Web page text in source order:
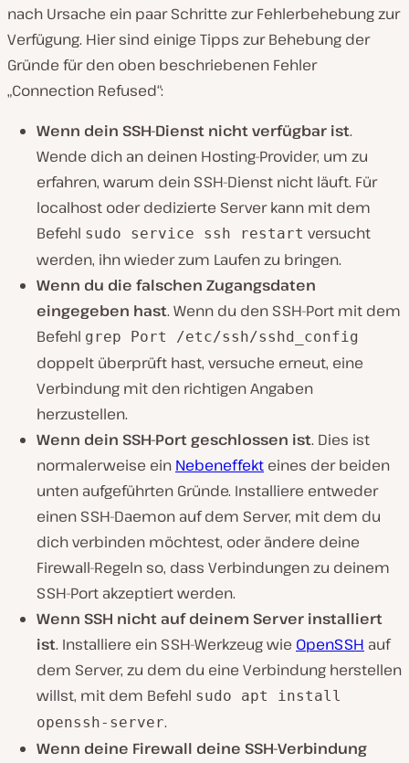
nach Ursache ein paar Schritte zur Fehlerbehebung zur
Verfügung. Hier sind einige Tipps zur Behebung der
Gründe für den oben beschriebenen Fehler
„Connection Refused“:
Wenn dein SSH-Dienst nicht verfügbar ist.
Wende dich an deinen Hosting-Provider, um zu
erfahren, warum dein SSH-Dienst nicht läuft. Für
localhost oder dedizierte Server kann mit dem
Befehl sudo service ssh restart versucht
werden, ihn wieder zum Laufen zu bringen.
Wenn du die falschen Zugangsdaten
eingegeben hast. Wenn du den SSH-Port mit dem
Befehl grep Port /etc/ssh/sshd_config
doppelt überprüft hast, versuche erneut, eine
Verbindung mit den richtigen Angaben
herzustellen.
Wenn dein SSH-Port geschlossen ist. Dies ist
normalerweise ein Nebeneffekt eines der beiden
unten aufgeführten Gründe. Installiere entweder
einen SSH-Daemon auf dem Server, mit dem du
dich verbinden möchtest, oder ändere deine
Firewall-Regeln so, dass Verbindungen zu deinem
SSH-Port akzeptiert werden.
Wenn SSH nicht auf deinem Server installiert
ist. Installiere ein SSH-Werkzeug wie OpenSSH auf
dem Server, zu dem du eine Verbindung herstellen
willst, mit dem Befehl sudo apt install
openssh-server.
Wenn deine Firewall deine SSH-Verbindung